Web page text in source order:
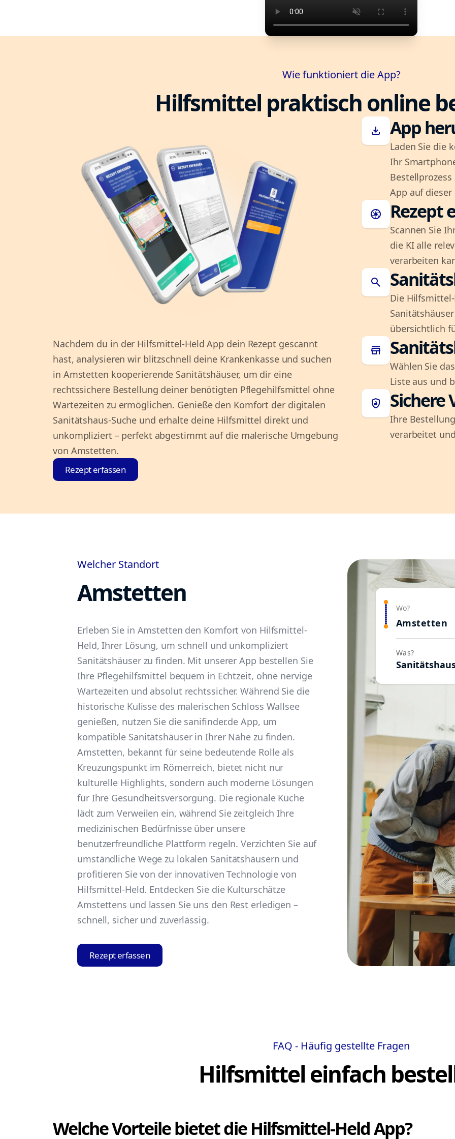
Wie funktioniert die App?
Hilfsmittel praktisch online
Nachdem du in der Hilfsmittel-Held App dein Rezept gescannt
hast, analysieren wir blitzschnell deine Krankenkasse und suchen
in Amstetten kooperierende Sanitätshäuser, um dir eine
rechtssichere Bestellung deiner benötigten Pflegehilfsmittel ohne
Wartezeiten zu ermöglichen. Genieße den Komfort der digitalen
Sanitätshaus-Suche und erhalte deine Hilfsmittel direkt und
unkompliziert – perfekt abgestimmt auf die malerische Umgebung
von Amstetten.
Rezept erfassen
download App
Laden Sie die
Ihr
App auf dieser
camera Rezept
Scannen Sie
die KI alle
verarbeiten
search
Die
übersichtlich
store
Wählen Sie
Liste aus und
shield_lock Sichere
Ihre
verarbeitet
Welcher Standort
Amstetten
Erleben Sie in Amstetten den Komfort von Hilfsmittel-
Held, Ihrer Lösung, um schnell und unkompliziert
Sanitätshäuser zu finden. Mit unserer App bestellen Sie
Ihre Pflegehilfsmittel bequem in Echtzeit, ohne nervige
Wartezeiten und absolut rechtssicher. Während Sie die
historische Kulisse des malerischen Schloss Wallsee
genießen, nutzen Sie die sanifinder.de App, um
kompatible Sanitätshäuser in Ihrer Nähe zu finden.
Amstetten, bekannt für seine bedeutende Rolle als
Kreuzungspunkt im Römerreich, bietet nicht nur
kulturelle Highlights, sondern auch moderne Lösungen
für Ihre Gesundheitsversorgung. Die regionale Küche
lädt zum Verweilen ein, während Sie zeitgleich Ihre
medizinischen Bedürfnisse über unsere
benutzerfreundliche Plattform regeln. Verzichten Sie auf
umständliche Wege zu lokalen Sanitätshäusern und
profitieren Sie von der innovativen Technologie von
Hilfsmittel-Held. Entdecken Sie die Kulturschätze
Amstettens und lassen Sie uns den Rest erledigen –
schnell, sicher und zuverlässig.
Rezept erfassen
Wo?
Amstetten
Was?
FAQ - Häufig gestellte Fragen
Hilfsmittel einfach
Welche Vorteile bietet die Hilfsmittel-Held App?